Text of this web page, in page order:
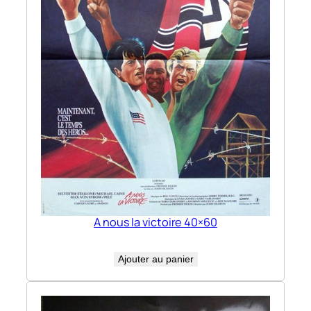
A nous la victoire 40×60
Ajouter au panier